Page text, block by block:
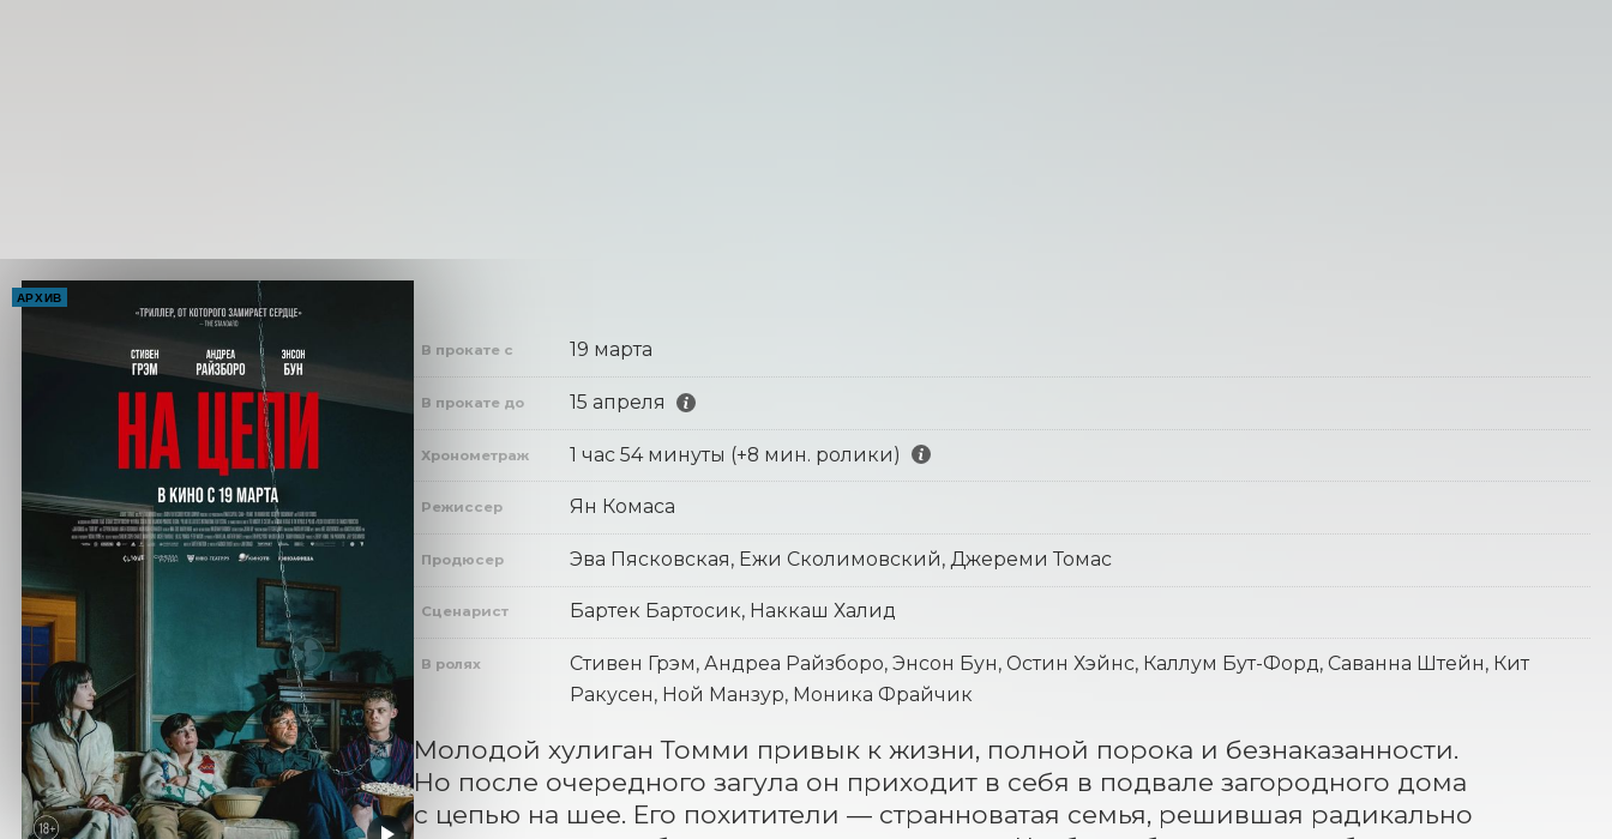
АРХИВ
В прокате с 19 марта
В прокате до 15 апреля
Хронометраж 1 час 54 минуты (+8 мин. ролики)
Режиссер Ян Комаса
Продюсер Эва Пясковская, Ежи Сколимовский, Джереми Томас
Сценарист Бартек Бартосик, Наккаш Халид
В ролях
Стивен Грэм, Андреа Райзборо, Энсон Бун, Остин Хэйнс, Каллум Бут-Форд, Саванна Штейн, Кит
Ракусен, Ной Манзур, Моника Фрайчик
Молодой хулиган Томми привык к жизни, полной порока и безнаказанности.
Но после очередного загула он приходит в себя в подвале загородного дома
с цепью на шее. Его похитители — странноватая семья, решившая радикально